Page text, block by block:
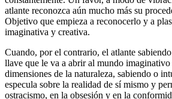
atlante reconozca aún mucho más su
Objetivo que empieza a reconocerlo y a
imaginativa y creativa.
Cuando, por el contrario, el atlante
llave que le va a abrir al mundo
dimensiones de la naturaleza, sabiendo o
especula sobre la realidad de sí mismo y
ostracismo, en la obsesión y en la